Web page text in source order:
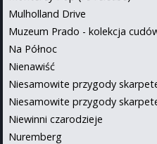
Mulholland Drive
Muzeum Prado - kolekcja
Na Północ
Nienawiść
Niesamowite przygody
Niesamowite przygody
Niewinni czarodzieje
Nuremberg